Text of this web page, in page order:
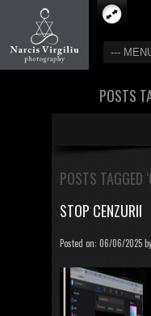
POSTS
POSTS TAGGED
STOP CENZURII
Posted on: 06/06/2025